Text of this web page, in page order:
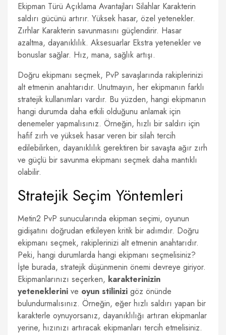
Ekipman Türü Açıklama Avantajları Silahlar Karakterin
saldırı gücünü artırır. Yüksek hasar, özel yetenekler.
Zırhlar Karakterin savunmasını güçlendirir. Hasar
azaltma, dayanıklılık. Aksesuarlar Ekstra yetenekler ve
bonuslar sağlar. Hız, mana, sağlık artışı.
Doğru ekipmanı seçmek, PvP savaşlarında rakiplerinizi
alt etmenin anahtarıdır. Unutmayın, her ekipmanın farklı
stratejik kullanımları vardır. Bu yüzden, hangi ekipmanın
hangi durumda daha etkili olduğunu anlamak için
denemeler yapmalısınız. Örneğin, hızlı bir saldırı için
hafif zırh ve yüksek hasar veren bir silah tercih
edilebilirken, dayanıklılık gerektiren bir savaşta ağır zırh
ve güçlü bir savunma ekipmanı seçmek daha mantıklı
olabilir.
Stratejik Seçim Yöntemleri
Metin2 PvP sunucularında ekipman seçimi, oyunun
gidişatını doğrudan etkileyen kritik bir adımdır. Doğru
ekipmanı seçmek, rakiplerinizi alt etmenin anahtarıdır.
Peki, hangi durumlarda hangi ekipmanı seçmelisiniz?
İşte burada, stratejik düşünmenin önemi devreye giriyor.
Ekipmanlarınızı seçerken, karakterinizin
yeteneklerini ve oyun stilinizi göz önünde
bulundurmalısınız. Örneğin, eğer hızlı saldırı yapan bir
karakterle oynuyorsanız, dayanıklılığı artıran ekipmanlar
yerine, hızınızı artıracak ekipmanları tercih etmelisiniz.